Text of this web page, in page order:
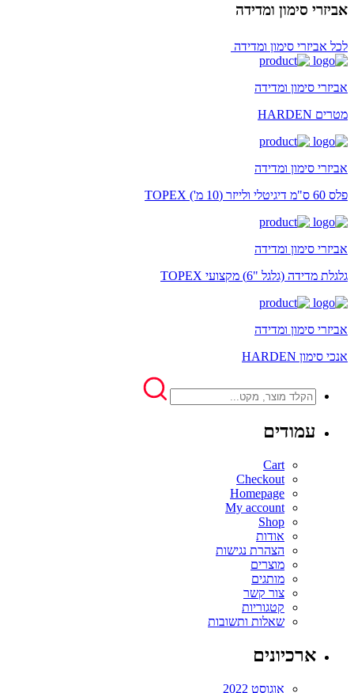
אביזרי סימון ומדידה
לכל אביזרי סימון ומדידה
אביזרי סימון ומדידה
מטרים HARDEN
אביזרי סימון ומדידה
פלס 60 ס"מ דיגיטלי ולייזר (10 מ') TOPEX
אביזרי סימון ומדידה
גלגלת מדידה (גלגל "6) מקצועי TOPEX
אביזרי סימון ומדידה
אנכי סימון HARDEN
עמודים
Cart
Checkout
Homepage
My account
Shop
אודות
הצהרת נגישות
מוצרים
מותגים
צור קשר
קטגוריות
שאלות ותשובות
ארכיונים
אוגוסט 2022